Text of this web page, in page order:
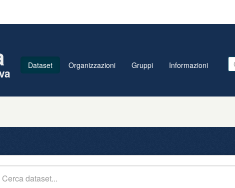
Dataset Organizzazioni Gruppi Informazioni